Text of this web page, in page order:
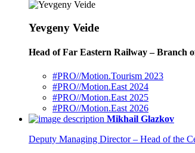
Yevgeny Veide
Head of Far Eastern Railway – Branch
#PRO//Motion.Tourism 2023
#PRO//Motion.East 2024
#PRO//Motion.East 2025
#PRO//Motion.East 2026
Mikhail Glazkov
Deputy Managing Director – Head of the